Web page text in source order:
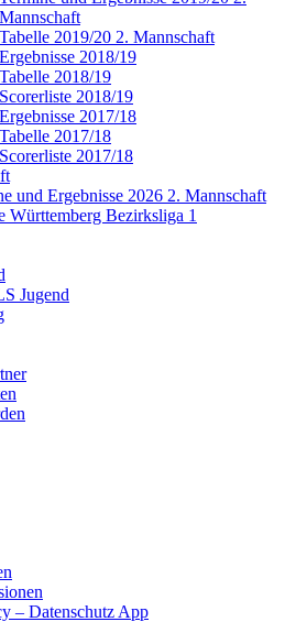
Mannschaft
Tabelle 2019/20 2. Mannschaft
Ergebnisse 2018/19
Tabelle 2018/19
Scorerliste 2018/19
Ergebnisse 2017/18
Tabelle 2017/18
Scorerliste 2017/18
und Ergebnisse 2026 2. Mannschaft
Württemberg Bezirksliga 1
Jugend
– Datenschutz App